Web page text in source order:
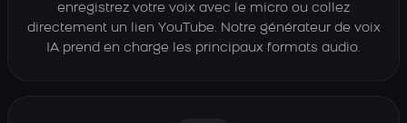
enregistrez votre voix avec le micro ou collez
directement un lien YouTube. Notre générateur de voix
IA prend en charge les principaux formats audio.